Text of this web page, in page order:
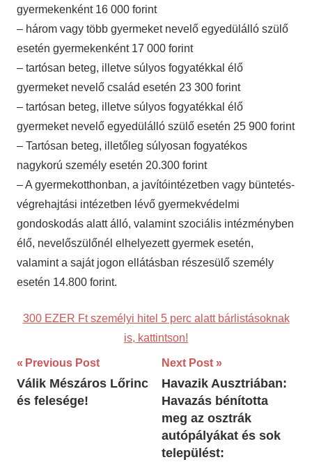
gyermekenként 16 000 forint
– három vagy több gyermeket nevelő egyedülálló szülő
esetén gyermekenként 17 000 forint
– tartósan beteg, illetve súlyos fogyatékkal élő
gyermeket nevelő család esetén 23 300 forint
– tartósan beteg, illetve súlyos fogyatékkal élő
gyermeket nevelő egyedülálló szülő esetén 25 900 forint
– Tartósan beteg, illetőleg súlyosan fogyatékos
nagykorú személy esetén 20.300 forint
– A gyermekotthonban, a javítóintézetben vagy büntetés-
végrehajtási intézetben lévő gyermekvédelmi
gondoskodás alatt álló, valamint szociális intézményben
élő, nevelőszülőnél elhelyezett gyermek esetén,
valamint a saját jogon ellátásban részesülő személy
esetén 14.800 forint.
300 EZER Ft személyi hitel 5 perc alatt bárlistásoknak
is, kattintson!
Bejegyzés
navigáció
Previous Post
Válik Mészáros Lőrinc
és felesége!
Next Post
Havazik Ausztriában:
Havazás bénította
meg az osztrák
autópályákat és sok
települést: